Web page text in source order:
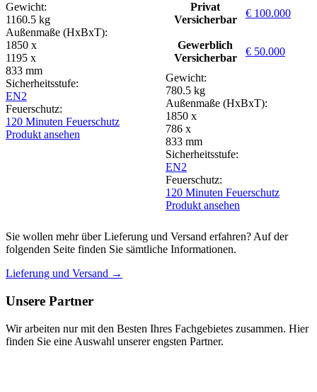
Gewicht:
1160.5 kg
Außenmaße (HxBxT):
1850 x
1195 x
833 mm
Sicherheitsstufe:
EN2
Feuerschutz:
120 Minuten Feuerschutz
Produkt ansehen
Privat
Versicherbar
€ 100.000
Gewerblich
Versicherbar
€ 50.000
Gewicht:
780.5 kg
Außenmaße (HxBxT):
1850 x
786 x
833 mm
Sicherheitsstufe:
EN2
Feuerschutz:
120 Minuten Feuerschutz
Produkt ansehen
Sie wollen mehr über Lieferung und Versand erfahren? Auf der
folgenden Seite finden Sie sämtliche Informationen.
Lieferung und Versand →
Unsere Partner
Wir arbeiten nur mit den Besten Ihres Fachgebietes zusammen. Hier
finden Sie eine Auswahl unserer engsten Partner.